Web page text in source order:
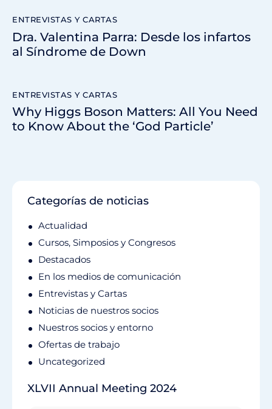
ENTREVISTAS Y CARTAS
Dra. Valentina Parra: Desde los infartos
al Síndrome de Down
ENTREVISTAS Y CARTAS
Why Higgs Boson Matters: All You Need
to Know About the ‘God Particle’
Categorías de noticias
Actualidad
Cursos, Simposios y Congresos
Destacados
En los medios de comunicación
Entrevistas y Cartas
Noticias de nuestros socios
Nuestros socios y entorno
Ofertas de trabajo
Uncategorized
XLVII Annual Meeting 2024